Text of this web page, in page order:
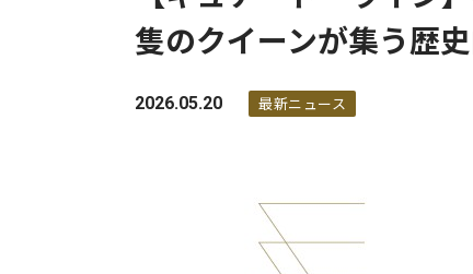
隻のクイーンが集う歴
2026.05.20 最新ニュース